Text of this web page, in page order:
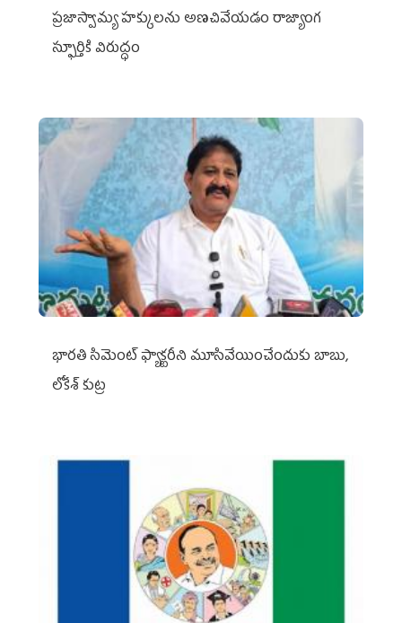
ప్రజాస్వామ్య హక్కులను అణచివేయడం రాజ్యాంగ
స్ఫూర్తికి విరుద్ధం
భారతి సిమెంట్ ఫ్యాక్టరీని మూసివేయించేందుకు బాబు,
లోకేశ్ కుట్ర